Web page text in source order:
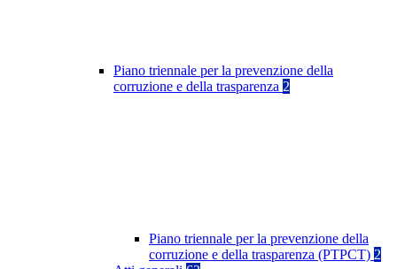
Piano triennale per la prevenzione della
corruzione e della trasparenza 2
Piano triennale per la prevenzione della
corruzione e della trasparenza (PTPCT) 2